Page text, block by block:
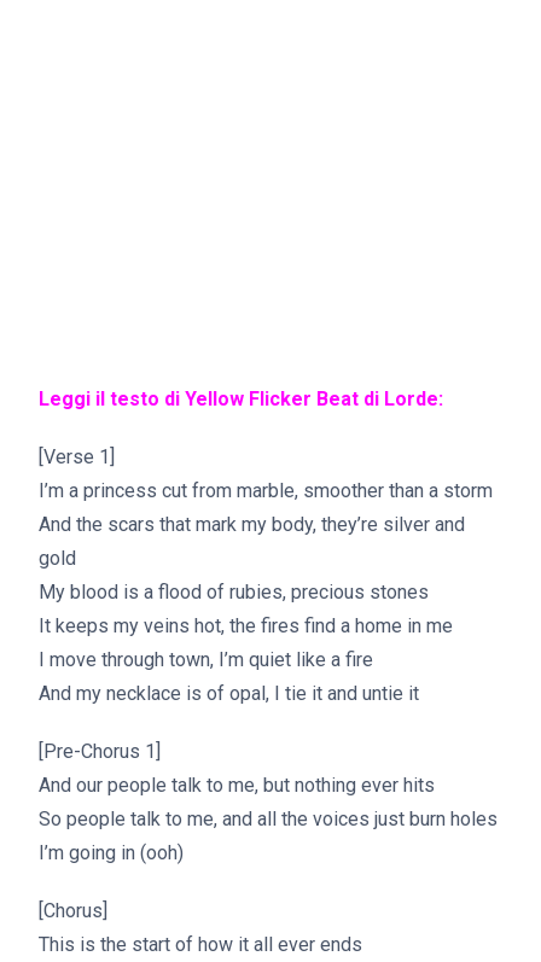
Leggi il testo di Yellow Flicker Beat di Lorde:
[Verse 1]
I’m a princess cut from marble, smoother than a storm
And the scars that mark my body, they’re silver and
gold
My blood is a flood of rubies, precious stones
It keeps my veins hot, the fires find a home in me
I move through town, I’m quiet like a fire
And my necklace is of opal, I tie it and untie it
[Pre-Chorus 1]
And our people talk to me, but nothing ever hits
So people talk to me, and all the voices just burn holes
I’m going in (ooh)
[Chorus]
This is the start of how it all ever ends